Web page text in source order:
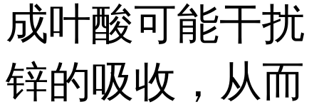
成叶酸可能干扰
锌的吸收，从而